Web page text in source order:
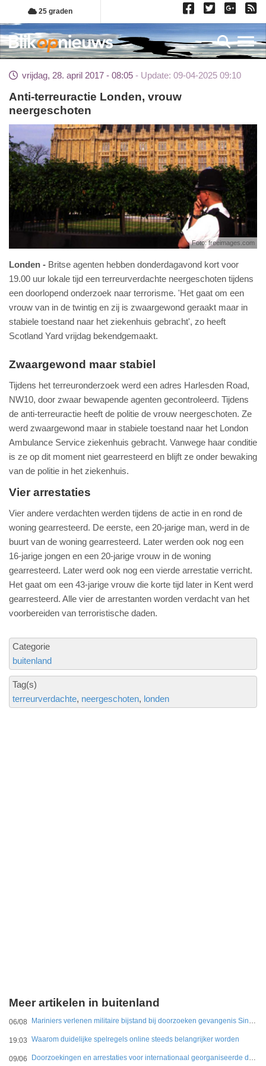
Overslaan
en
naar
de
gaan
25 graden
vrijdag, 28. april 2017 - 08:05 Update: 09-04-2025 09:10
Anti-terreuractie Londen, vrouw
neergeschoten
Foto: freeimages.com
Londen
Britse agenten hebben donderdagavond kort voor
19.00 uur lokale tijd een terreurverdachte neergeschoten tijdens
een doorlopend onderzoek naar terrorisme. 'Het gaat om een
vrouw van in de twintig en zij is zwaargewond geraakt maar in
stabiele toestand naar het ziekenhuis gebracht', zo heeft
Scotland Yard vrijdag bekendgemaakt.
Zwaargewond maar stabiel
Tijdens het terreuronderzoek werd een adres Harlesden Road,
NW10, door zwaar bewapende agenten gecontroleerd. Tijdens
de anti-terreuractie heeft de politie de vrouw neergeschoten. Ze
werd zwaargewond maar in stabiele toestand naar het London
Ambulance Service ziekenhuis gebracht. Vanwege haar conditie
is ze op dit moment niet gearresteerd en blijft ze onder bewaking
van de politie in het ziekenhuis.
Vier arrestaties
Vier andere verdachten werden tijdens de actie in en rond de
woning gearresteerd. De eerste, een 20-jarige man, werd in de
buurt van de woning gearresteerd. Later werden ook nog een
16-jarige jongen en een 20-jarige vrouw in de woning
gearresteerd. Later werd ook nog een vierde arrestatie verricht.
Het gaat om een 43-jarige vrouw die korte tijd later in Kent werd
gearresteerd. Alle vier de arrestanten worden verdacht van het
voorbereiden van terroristische daden.
Categorie
buitenland
Tag(s)
terreurverdachte neergeschoten londen
Meer artikelen in buitenland
06/08 Mariniers verlenen militaire bijstand bij doorzoeken gevangenis Sint Maarten
19:03 Waarom duidelijke spelregels online steeds belangrijker worden
09/06 Doorzoekingen en arrestaties voor internationaal georganiseerde drugshandel in Duitsland en Nederland